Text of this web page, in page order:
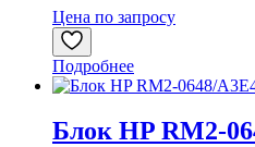
Цена по запросу
Подробнее
Блок HP RM2-